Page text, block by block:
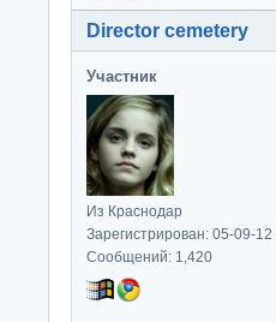
Director cemetery
Участник
Из Краснодар
Зарегистрирован: 05-09-12
Сообщений: 1,420